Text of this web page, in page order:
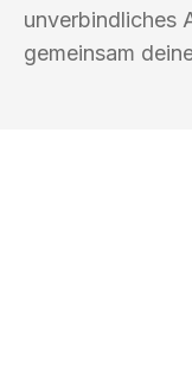
unverbindliches
gemeinsam